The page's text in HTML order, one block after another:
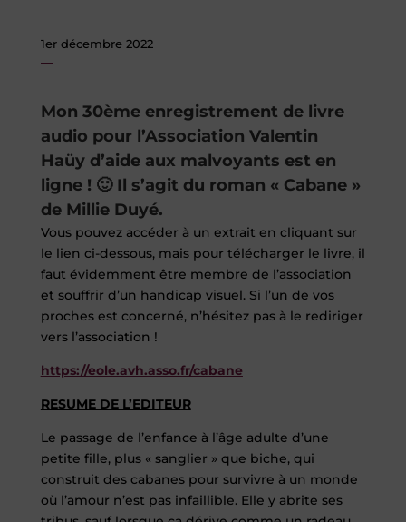
1er décembre 2022
Mon 30ème enregistrement de livre
audio pour l’Association Valentin
Haüy d’aide aux malvoyants est en
ligne ! 🙂 Il s’agit du roman « Cabane »
de Millie Duyé.
Vous pouvez accéder à un extrait en cliquant sur
le lien ci-dessous, mais pour télécharger le livre, il
faut évidemment être membre de l’association
et souffrir d’un handicap visuel. Si l’un de vos
proches est concerné, n’hésitez pas à le rediriger
vers l’association !
https://eole.avh.asso.fr/cabane
RESUME DE L’EDITEUR
Le passage de l’enfance à l’âge adulte d’une
petite fille, plus « sanglier » que biche, qui
construit des cabanes pour survivre à un monde
où l’amour n’est pas infaillible. Elle y abrite ses